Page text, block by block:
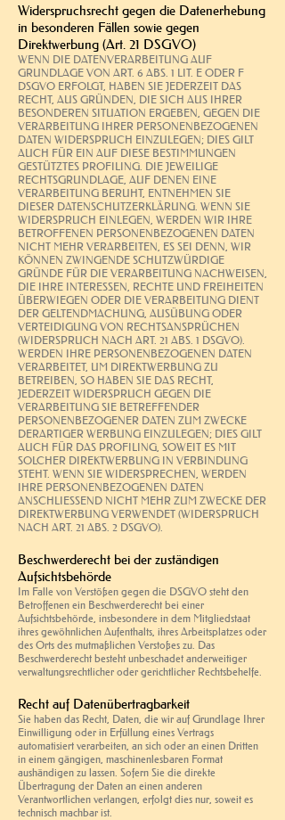
Widerspruchsrecht gegen die Datenerhebung
in besonderen Fällen sowie gegen
Direktwerbung (Art. 21 DSGVO)
WENN DIE DATENVERARBEITUNG AUF
GRUNDLAGE VON ART. 6 ABS. 1 LIT. E ODER F
DSGVO ERFOLGT, HABEN SIE JEDERZEIT DAS
RECHT, AUS GRÜNDEN, DIE SICH AUS IHRER
BESONDEREN SITUATION ERGEBEN, GEGEN DIE
VERARBEITUNG IHRER PERSONENBEZOGENEN
DATEN WIDERSPRUCH EINZULEGEN; DIES GILT
AUCH FÜR EIN AUF DIESE BESTIMMUNGEN
GESTÜTZTES PROFILING. DIE JEWEILIGE
RECHTSGRUNDLAGE, AUF DENEN EINE
VERARBEITUNG BERUHT, ENTNEHMEN SIE
DIESER DATENSCHUTZERKLÄRUNG. WENN SIE
WIDERSPRUCH EINLEGEN, WERDEN WIR IHRE
BETROFFENEN PERSONENBEZOGENEN DATEN
NICHT MEHR VERARBEITEN, ES SEI DENN, WIR
KÖNNEN ZWINGENDE SCHUTZWÜRDIGE
GRÜNDE FÜR DIE VERARBEITUNG NACHWEISEN,
DIE IHRE INTERESSEN, RECHTE UND FREIHEITEN
ÜBERWIEGEN ODER DIE VERARBEITUNG DIENT
DER GELTENDMACHUNG, AUSÜBUNG ODER
VERTEIDIGUNG VON RECHTSANSPRÜCHEN
(WIDERSPRUCH NACH ART. 21 ABS. 1 DSGVO).
WERDEN IHRE PERSONENBEZOGENEN DATEN
VERARBEITET, UM DIREKTWERBUNG ZU
BETREIBEN, SO HABEN SIE DAS RECHT,
JEDERZEIT WIDERSPRUCH GEGEN DIE
VERARBEITUNG SIE BETREFFENDER
PERSONENBEZOGENER DATEN ZUM ZWECKE
DERARTIGER WERBUNG EINZULEGEN; DIES GILT
AUCH FÜR DAS PROFILING, SOWEIT ES MIT
SOLCHER DIREKTWERBUNG IN VERBINDUNG
STEHT. WENN SIE WIDERSPRECHEN, WERDEN
IHRE PERSONENBEZOGENEN DATEN
ANSCHLIESSEND NICHT MEHR ZUM ZWECKE DER
DIREKTWERBUNG VERWENDET (WIDERSPRUCH
NACH ART. 21 ABS. 2 DSGVO).
Beschwerderecht bei der zuständigen
Aufsichtsbehörde
Im Falle von Verstößen gegen die DSGVO steht den
Betroffenen ein Beschwerderecht bei einer
Aufsichtsbehörde, insbesondere in dem Mitgliedstaat
ihres gewöhnlichen Aufenthalts, ihres Arbeitsplatzes oder
des Orts des mutmaßlichen Verstoßes zu. Das
Beschwerderecht besteht unbeschadet anderweitiger
verwaltungsrechtlicher oder gerichtlicher Rechtsbehelfe.
Recht auf Datenübertragbarkeit
Sie haben das Recht, Daten, die wir auf Grundlage Ihrer
Einwilligung oder in Erfüllung eines Vertrags
automatisiert verarbeiten, an sich oder an einen Dritten
in einem gängigen, maschinenlesbaren Format
aushändigen zu lassen. Sofern Sie die direkte
Übertragung der Daten an einen anderen
Verantwortlichen verlangen, erfolgt dies nur, soweit es
technisch machbar ist.